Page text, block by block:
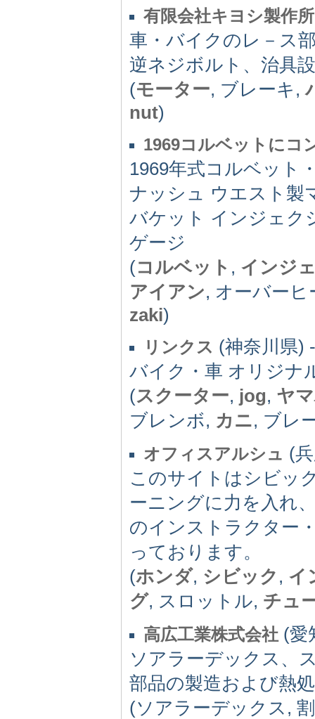
有限会社キヨシ製作所
車・バイクのレ－ス
逆ネジボルト、治具
(モーター, ブレーキ,
nut)
1969コルベットにコ
1969年式コルベット
ナッシュ ウエスト製
バケット インジェク
ゲージ
(コルベット , インジ
アイアン, オーバー
zaki)
リンクス (神奈川県) -
バイク・車 オリジナ
(スクーター, jog, ヤ
ブレンボ, カニ, ブレ
オフィスアルシュ (
このサイトはシビッ
ーニングに力を入れ
のインストラクター
っております。
(ホンダ, シビック , イ
グ, スロットル, チュ
高広工業株式会社 (愛
ソアラーデックス、
部品の製造および熱
(ソアラーデックス,